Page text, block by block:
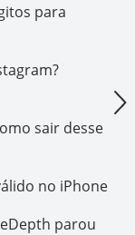
para
sair desse
no iPhone
parou